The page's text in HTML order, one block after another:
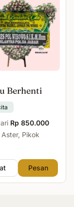
Berhenti
Rp 850.000
Pikok
Pesan